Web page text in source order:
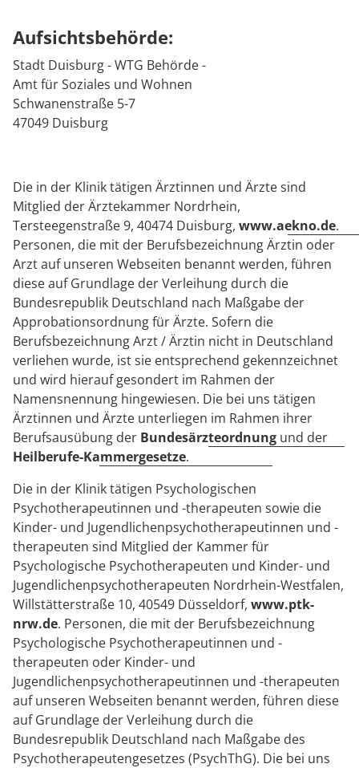
Aufsichtsbehörde:
Stadt Duisburg - WTG Behörde -
Amt für Soziales und Wohnen
Schwanenstraße 5-7
47049 Duisburg
Die in der Klinik tätigen Ärztinnen und Ärzte sind
Mitglied der Ärztekammer Nordrhein,
Tersteegenstraße 9, 40474 Duisburg, www.aekno.de.
Personen, die mit der Berufsbezeichnung Ärztin oder
Arzt auf unseren Webseiten benannt werden, führen
diese auf Grundlage der Verleihung durch die
Bundesrepublik Deutschland nach Maßgabe der
Approbationsordnung für Ärzte. Sofern die
Berufsbezeichnung Arzt / Ärztin nicht in Deutschland
verliehen wurde, ist sie entsprechend gekennzeichnet
und wird hierauf gesondert im Rahmen der
Namensnennung hingewiesen. Die bei uns tätigen
Ärztinnen und Ärzte unterliegen im Rahmen ihrer
Berufsausübung der Bundesärzteordnung und der
Heilberufe-Kammergesetze.
Die in der Klinik tätigen Psychologischen
Psychotherapeutinnen und -therapeuten sowie die
Kinder- und Jugendlichenpsychotherapeutinnen und -
therapeuten sind Mitglied der Kammer für
Psychologische Psychotherapeuten und Kinder- und
Jugendlichenpsychotherapeuten Nordrhein-Westfalen,
Willstätterstraße 10, 40549 Düsseldorf, www.ptk-
nrw.de. Personen, die mit der Berufsbezeichnung
Psychologische Psychotherapeutinnen und -
therapeuten oder Kinder- und
Jugendlichenpsychotherapeutinnen und -therapeuten
auf unseren Webseiten benannt werden, führen diese
auf Grundlage der Verleihung durch die
Bundesrepublik Deutschland nach Maßgabe des
Psychotherapeutengesetzes (PsychThG). Die bei uns